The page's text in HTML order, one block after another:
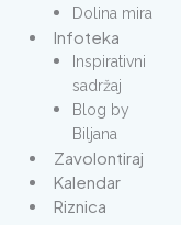
Dolina mira
Infoteka
Inspirativni
sadržaj
Blog by
Biljana
Zavolontiraj
Kalendar
Riznica